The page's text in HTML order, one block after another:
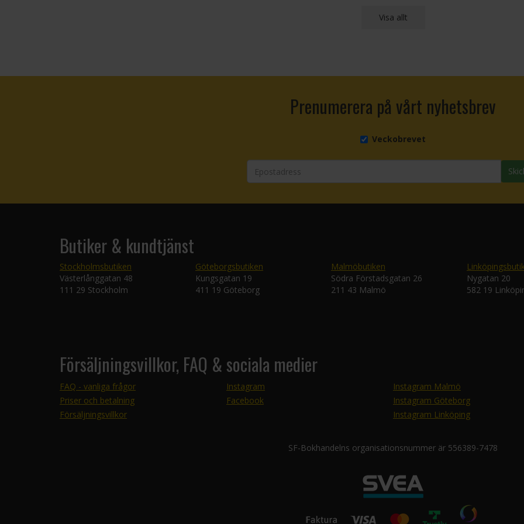
Visa allt
Prenumerera på vårt nyhetsbrev
Veckobrevet
Butiker & kundtjänst
Stockholmsbutiken
Västerlånggatan 48
111 29 Stockholm
Göteborgsbutiken
Kungsgatan 19
411 19 Göteborg
Malmöbutiken
Södra Förstadsgatan 26
211 43 Malmö
Nygatan 20
582 19
Försäljningsvillkor, FAQ & sociala medier
FAQ - vanliga frågor
Priser och betalning
Försäljningsvillkor
Instagram
Facebook
Instagram Malmö
Instagram Göteborg
Instagram Linköping
SF-Bokhandelns organisationsnummer är 556389-7478